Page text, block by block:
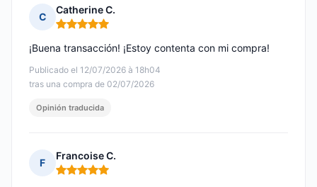
C
Catherine C.
Nota: 5 de 5
Publicado el 12/07/2026 à 18h04
tras una compra de 02/07/2026
¡Buena transacción! ¡Estoy contenta con mi compra!
Opinión traducida
F
Francoise C.
Nota: 5 de 5